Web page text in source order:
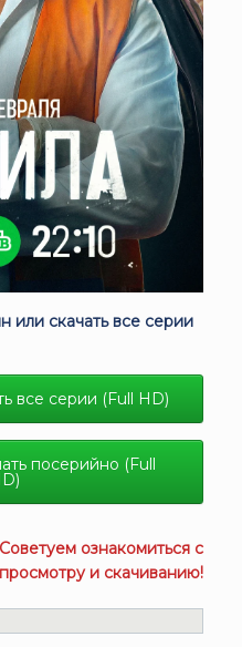
или скачать все серии
все серии (Full HD)
посерийно (Full
ознакомиться с
и скачиванию!